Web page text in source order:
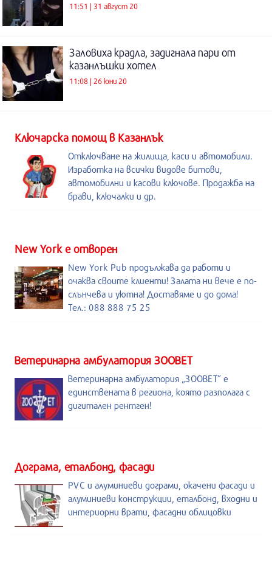
11:51 | 31 август 20
Заловиха крадла, задигнала пари от
казанлъшки хотел
11:08 | 26 юни 20
Kлючарска помощ в Казанлък
Отключване на жилища, каси и автомобили.
Изработка на всички видове битови,
автомобилни и касови ключове. Продажба на
брави, ключалки и др.
New York е отворен
New York Pub продължава да работи и
очаква своите клиенти! Залата ни вече е по-
слънчева и уютна! Доставяме и до дома!
Тел.: 088 888 75 25
Ветеринарна амбулатория ЗООВЕТ
Ветеринарна амбулатория „ЗООВЕТ” е
единствената в региона, която разполага с
дигитален рентген!
Дограма, еталбонд, фасади
PVC и алуминиеви дограми, окачени фасади и
алуминиеви конструкции, еталбонд, входни и
интериорни врати, фасадни облицовки